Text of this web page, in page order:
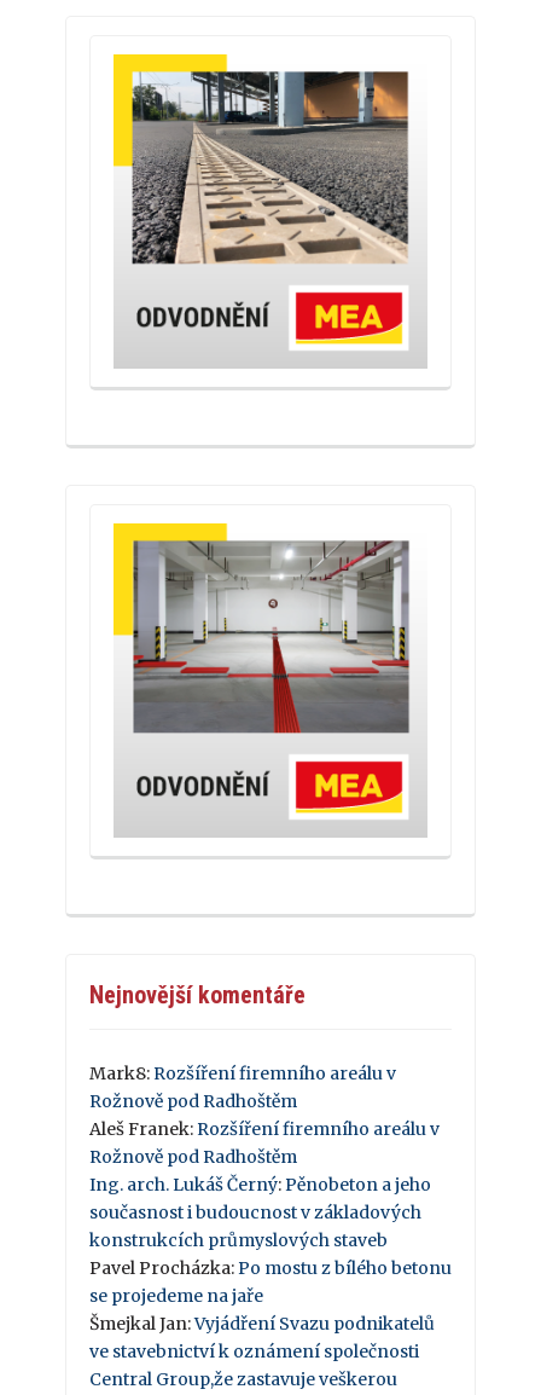
Nejnovější komentáře
Mark8:Rozšíření firemního areálu v
Rožnově pod Radhoštěm
Aleš Franek:Rozšíření firemního areálu v
Rožnově pod Radhoštěm
Ing. arch. Lukáš Černý:Pěnobeton a jeho
současnost i budoucnost v základových
konstrukcích průmyslových staveb
Pavel Procházka:Po mostu z bílého betonu
se projedeme na jaře
Šmejkal Jan:Vyjádření Svazu podnikatelů
ve stavebnictví k oznámení společnosti
Central Group,že zastavuje veškerou